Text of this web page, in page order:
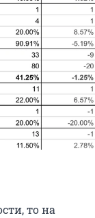
то на